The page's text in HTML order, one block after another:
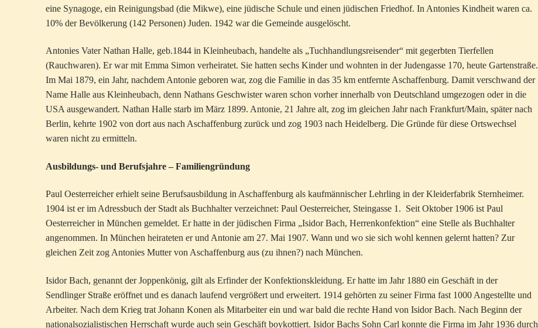
eine Synagoge, ein Reinigungsbad (die Mikwe), eine jüdische Schule und einen jüdischen Friedhof. In Antonies Kindheit waren ca.
10% der Bevölkerung (142 Personen) Juden. 1942 war die Gemeinde ausgelöscht.
Antonies Vater Nathan Halle, geb.1844 in Kleinheubach, handelte als „Tuchhandlungsreisender“ mit gegerbten Tierfellen
(Rauchwaren). Er war mit Emma Simon verheiratet. Sie hatten sechs Kinder und wohnten in der Judengasse 170, heute Gartenstraße.
Im Mai 1879, ein Jahr, nachdem Antonie geboren war, zog die Familie in das 35 km entfernte Aschaffenburg. Damit verschwand der
Name Halle aus Kleinheubach, denn Nathans Geschwister waren schon vorher innerhalb von Deutschland umgezogen oder in die
USA ausgewandert. Nathan Halle starb im März 1899. Antonie, 21 Jahre alt, zog im gleichen Jahr nach Frankfurt/Main, später nach
Berlin, kehrte 1902 von dort aus nach Aschaffenburg zurück und zog 1903 nach Heidelberg. Die Gründe für diese Ortswechsel
waren nicht zu ermitteln.
Ausbildungs- und Berufsjahre – Familiengründung
Paul Oesterreicher erhielt seine Berufsausbildung in Aschaffenburg als kaufmännischer Lehrling in der Kleiderfabrik Sternheimer.
1904 ist er im Adressbuch der Stadt als Buchhalter verzeichnet: Paul Oesterreicher, Steingasse 1. Seit Oktober 1906 ist Paul
Oesterreicher in München gemeldet. Er hatte in der jüdischen Firma „Isidor Bach, Herrenkonfektion“ eine Stelle als Buchhalter
angenommen. In München heirateten er und Antonie am 27. Mai 1907. Wann und wo sie sich wohl kennen gelernt hatten? Zur
gleichen Zeit zog Antonies Mutter von Aschaffenburg aus (zu ihnen?) nach München.
Isidor Bach, genannt der Joppenkönig, gilt als Erfinder der Konfektionskleidung. Er hatte im Jahr 1880 ein Geschäft in der
Sendlinger Straße eröffnet und es danach laufend vergrößert und erweitert. 1914 gehörten zu seiner Firma fast 1000 Angestellte und
Arbeiter. Nach dem Krieg trat Johann Konen als Mitarbeiter ein und war bald die rechte Hand von Isidor Bach. Nach Beginn der
nationalsozialistischen Herrschaft wurde auch sein Geschäft boykottiert. Isidor Bachs Sohn Carl konnte die Firma im Jahr 1936 durch